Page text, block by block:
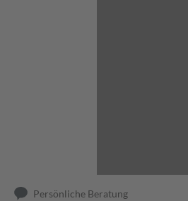
Persönliche Beratung